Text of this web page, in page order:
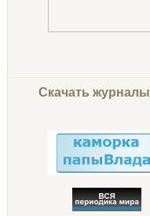
Скачать журналы